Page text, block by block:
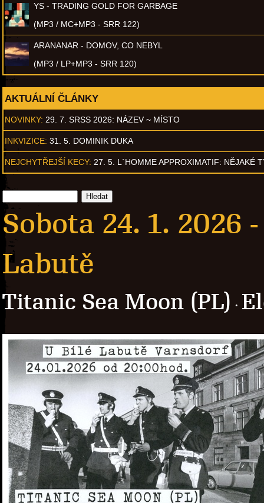
YS - TRADING GOLD FOR GARBAGE
(MP3 / MC+MP3 - SRR 122)
ARANANAR - DOMOV, CO NEBYL
(MP3 / LP+MP3 - SRR 120)
AKTUÁLNÍ ČLÁNKY
NOVINKY: 29. 7. SRSS 2026: NÁZEV ~ MÍSTO
INKVIZICE: 31. 5. DOMINIK DUKA
NEJCHYTŘEJŠÍ KECY: 27. 5. L´HOMME APPROXIMATIF: NĚJAKÉ
Sobota 24. 1. 2026
Labutě
Titanic Sea Moon (PL) ·